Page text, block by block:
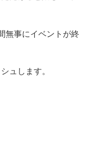
無事にイベントが終
ュします。